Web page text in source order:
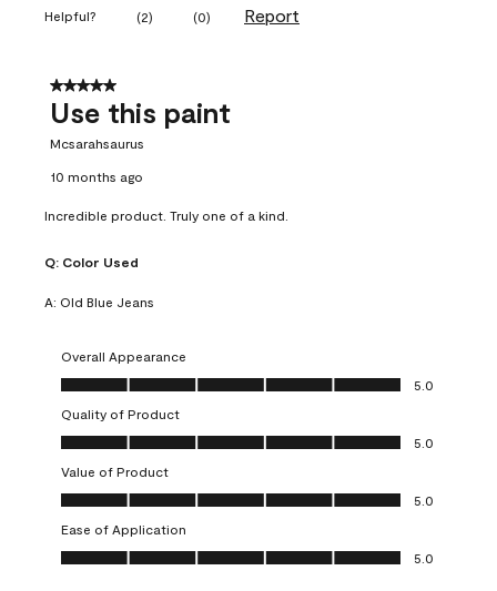
Helpful? (2) (0) Report
5 out of 5 stars.
Use this paint
Mcsarahsaurus
10 months ago
Incredible product. Truly one of a kind.
Q: Color Used
A: Old Blue Jeans
Overall Appearance
Overall Appearance, 5.0 out of 5
5.0
Quality of Product
Quality of Product, 5.0 out of 5
5.0
Value of Product
Value of Product, 5.0 out of 5
5.0
Ease of Application
Ease of Application, 5.0 out of 5
5.0